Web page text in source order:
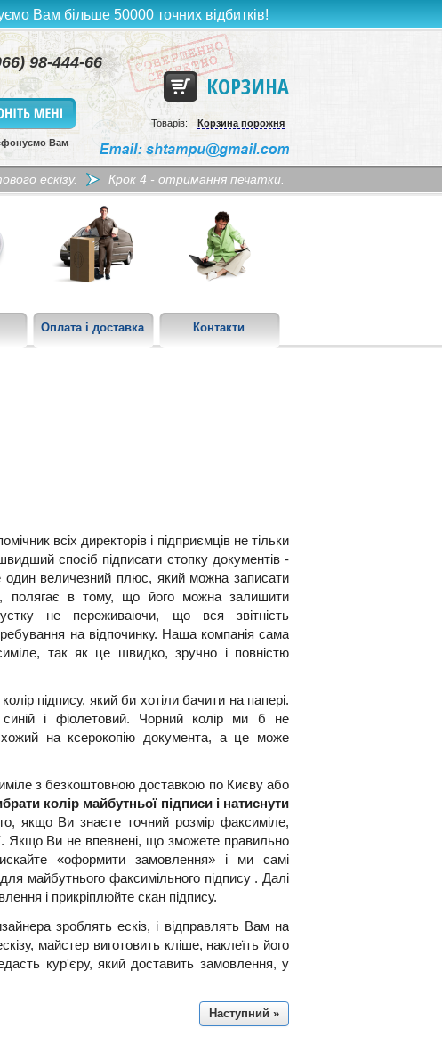
Вам більше 50000 точних відбитків!
98-444-66
КОРЗИНА
Товарів: Корзина порожня
Вам
ескізу. Крок 4 - отримання печатки.
Оплата і доставка Контакти
всіх директорів і підприємців не тільки
спосіб підписати стопку документів -
величезний плюс, який можна записати
полягає в тому, що його можна залишити
не переживаючи, що вся звітність
на відпочинку. Наша компанія сама
так як це швидко, зручно і повністю
підпису, який би хотіли бачити на папері.
і фіолетовий. Чорний колір ми б не
на ксерокопію документа, а це може
з безкоштовною доставкою по Києву або
колір майбутньої підписи і натиснути
якщо Ви знаєте точний розмір факсиміле,
Якщо Ви не впевнені, що зможете правильно
«оформити замовлення» і ми самі
майбутнього факсимільного підпису . Далі
і прикріплюйте скан підпису.
зроблять ескіз, і відправлять Вам на
майстер виготовить кліше, наклеїть його
кур'єру, який доставить замовлення, у
Наступний »